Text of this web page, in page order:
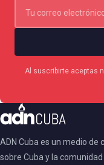
Al suscribirte aceptas
ADN Cuba es un medio
sobre Cuba y la comunidad